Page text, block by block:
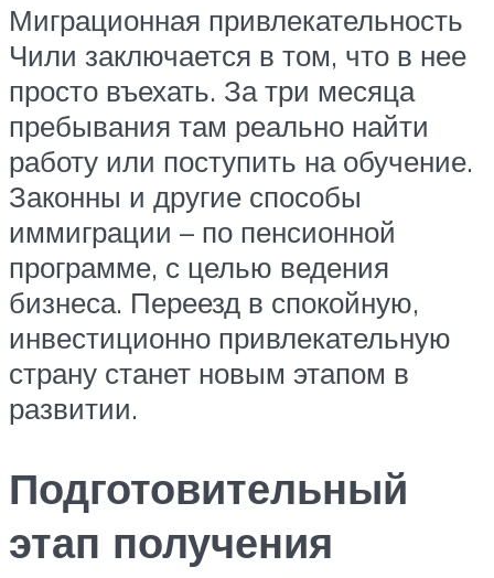
Миграционная привлекательность
Чили заключается в том, что в нее
просто въехать. За три месяца
пребывания там реально найти
работу или поступить на обучение.
Законны и другие способы
иммиграции – по пенсионной
программе, с целью ведения
бизнеса. Переезд в спокойную,
инвестиционно привлекательную
страну станет новым этапом в
развитии.
Подготовительный
этап получения